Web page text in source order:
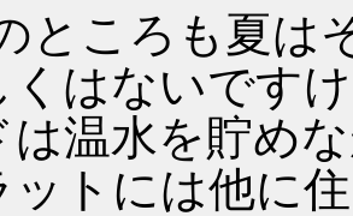
ところも夏
くはないです
は温水を貯め
ットには他に